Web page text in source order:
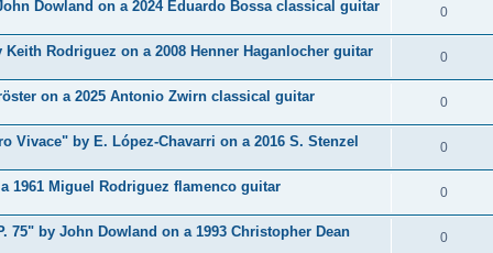
ss
s
o
n
s
s
o
n
s
s
Dowland on a 2024 Eduardo Bossa classical guitar 0R
é
o
n
s
s
Rodriguez on a 2008 Henner Haganlocher guitar 0R
é
o
n
s
on a 2025 Antonio Zwirn classical guitar 0R
é
o
n
s
by E. López-Chavarri on a 2016 S. Stenzel 0R
é
o
1961 Miguel Rodriguez flamenco guitar 0R
é
75" by John Dowland on a 1993 Christopher Dean
0R